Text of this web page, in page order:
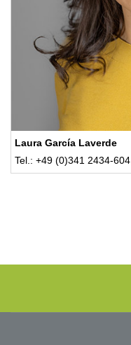
Laura García Laverde
Tel.: +49 (0)341 2434-604